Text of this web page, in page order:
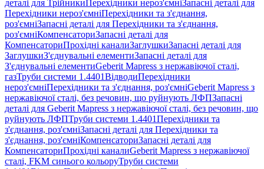
деталі для ТрійникиПерехідники нероз'ємніЗапасні деталі для
Перехідники нероз'ємніПерехідники та з'єднання,
роз'ємніЗапасні деталі для Перехідники та з'єднання,
роз'ємніКомпенсаториЗапасні деталі для
КомпенсаториПрохідні каналиЗаглушкиЗапасні деталі для
ЗаглушкиЗ'єднувальні елементиЗапасні деталі для
З'єднувальні елементиGeberit Mapress з нержавіючої сталі,
газТруби системи 1.4401ВідводиПерехідники
нероз'ємніПерехідники та з'єднання, роз'ємніGeberit Mapress з
нержавіючої сталі, без речовин, що руйнують ЛФПЗапасні
деталі для Geberit Mapress з нержавіючої сталі, без речовин, що
руйнують ЛФПТруби системи 1.4401Перехідники та
з'єднання, роз'ємніЗапасні деталі для Перехідники та
з'єднання, роз'ємніКомпенсаториЗапасні деталі для
КомпенсаториПрохідні каналиGeberit Mapress з нержавіючої
сталі, FKM синього кольоруТруби системи